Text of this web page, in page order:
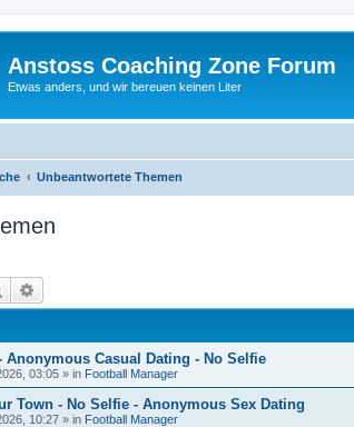
Anstoss Coaching Zone Forum
Etwas anders, und wir bereuen keinen Liter
Unbeantwortete Themen
Suche
Casual Dating - No Selfie
03:05 » in Football Manager
Town - No Selfie - Anonymous Sex Dating
10:27 » in Football Manager